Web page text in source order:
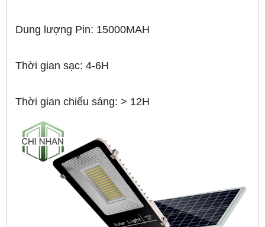
Dung lượng Pin: 15000MAH
Thời gian sạc: 4-6H
Thời gian chiếu sáng: > 12H